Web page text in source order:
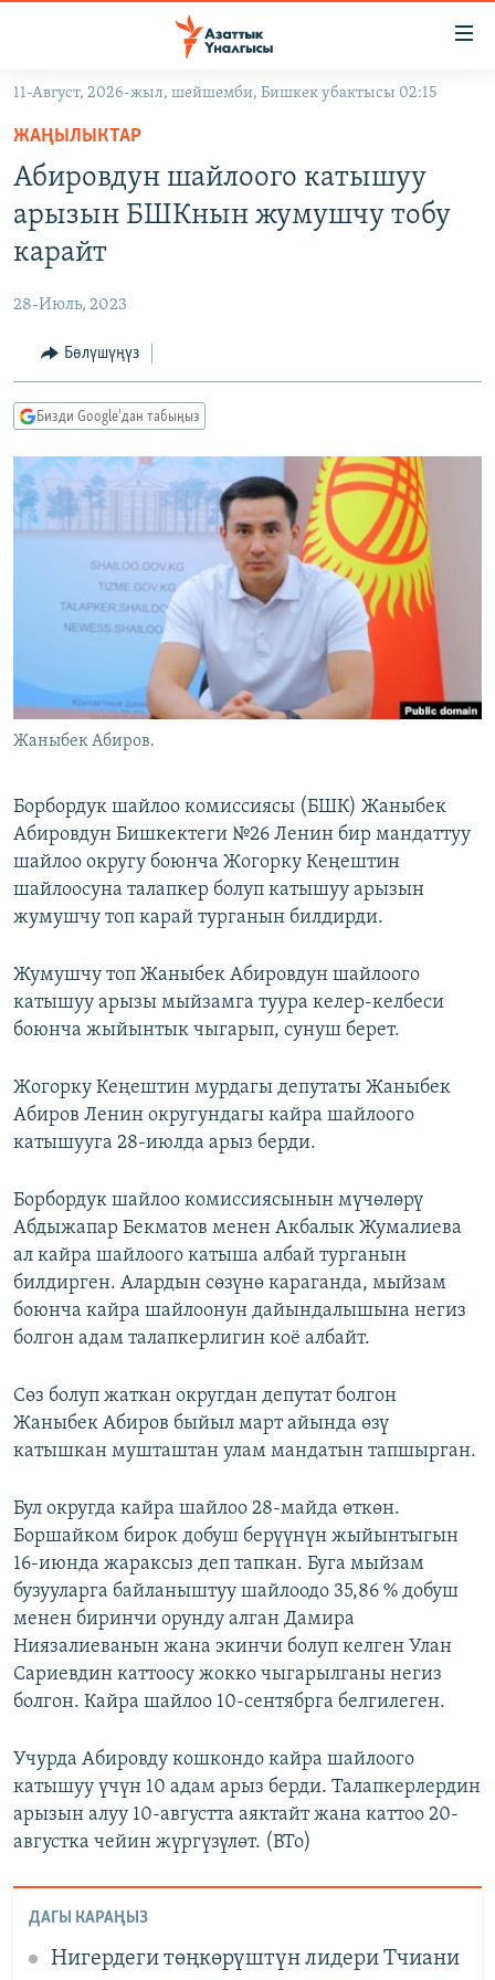
Навигацияга
өтүңүз
Издөөгө
салыңыз
КЫРГЫЗСТАН
КЫРГЫЗСТАН
САЯСАТ
МАДАНИЯТ
ДҮЙНӨ
ДҮЙНӨ
УКРАИНА
ТВ ПРОГРАММАЛАР
БҮГҮН АЗАТТЫКТА
ДАНИСТЕ
ЭЖЕ-СИҢДИЛЕР
ЫҢГАЙСЫЗ СУРООЛОР
ПОДКАСТ
Русский
ОНЛАЙН ШЕРИНЕ
ЭЕ/АРнун бардык сайттары
11-Август, 2026-жыл, шейшемби, Бишкек убактысы 02:15
ЖАҢЫЛЫКТАР
Абировдун шайлоого катышуу
арызын БШКнын жумушчу тобу
карайт
28-Июль, 2023
Бөлүшүңүз
Бизди Google'дан табыңыз
Жаныбек Абиров.
Борбордук шайлоо комиссиясы (БШК) Жаныбек
Абировдун Бишкектеги №26 Ленин бир мандаттуу
шайлоо округу боюнча Жогорку Кеңештин
шайлоосуна талапкер болуп катышуу арызын
жумушчу топ карай турганын билдирди.
Жумушчу топ Жаныбек Абировдун шайлоого
катышуу арызы мыйзамга туура келер-келбеси
боюнча жыйынтык чыгарып, сунуш берет.
Жогорку Кеңештин мурдагы депутаты Жаныбек
Абиров Ленин округундагы кайра шайлоого
катышууга 28-июлда арыз берди.
Борбордук шайлоо комиссиясынын мүчөлөрү
Абдыжапар Бекматов менен Акбалык Жумалиева
ал кайра шайлоого катыша албай турганын
билдирген. Алардын сөзүнө караганда, мыйзам
боюнча кайра шайлоонун дайындалышына негиз
болгон адам талапкерлигин коё албайт.
Сөз болуп жаткан округдан депутат болгон
Жаныбек Абиров быйыл март айында өзү
катышкан мушташтан улам мандатын тапшырган.
Бул округда кайра шайлоо 28-майда өткөн.
Боршайком бирок добуш берүүнүн жыйынтыгын
16-июнда жараксыз деп тапкан. Буга мыйзам
бузууларга байланыштуу шайлоодо 35,86 % добуш
менен биринчи орунду алган Дамира
Ниязалиеванын жана экинчи болуп келген Улан
Сариевдин каттоосу жокко чыгарылганы негиз
болгон. Кайра шайлоо 10-сентябрга белгилеген.
Учурда Абировду кошкондо кайра шайлоого
катышуу үчүн 10 адам арыз берди. Талапкерлердин
арызын алуу 10-августта аяктайт жана каттоо 20-
августка чейин жүргүзүлөт. (BTo)
ДАГЫ КАРАҢЫЗ
Нигердеги төңкөрүштүн лидери Тчиани